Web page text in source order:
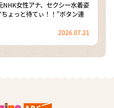
NHK女性アナ、セクシー水着姿
ょっと待てぃ！！”ボタン連
2026.07.21